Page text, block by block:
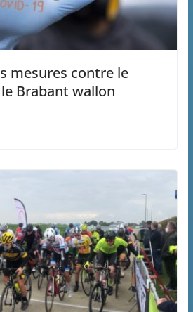
mesures contre le
Brabant wallon